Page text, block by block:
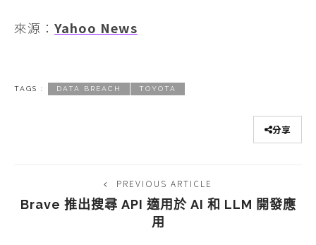
來源： Yahoo News
TAGS : DATA BREACH TOYOTA
分享
PREVIOUS ARTICLE
Brave 推出搜尋 API 適用於 AI 和 LLM 開發應
用